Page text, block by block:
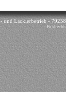
und Lackierbetrieb -